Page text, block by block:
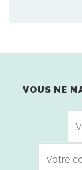
VOUS NE